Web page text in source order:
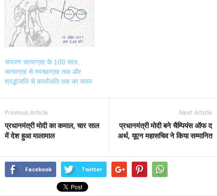
चंपारण सत्याग्रह के 100 साल,
सत्याग्रह से स्वच्छाग्रह तक और
श्रद्धांजलि से कार्यांजलि तक का सफर
Previous Article
प्रधानमंत्री मोदी का कमाल, चार साल
में देश हुआ मालामाल
Next Article
प्रधानमंत्री मोदी बने चैम्पियंस ऑफ द
अर्थ, यूएन महासचिव ने किया सम्मानित
Facebook Twitter